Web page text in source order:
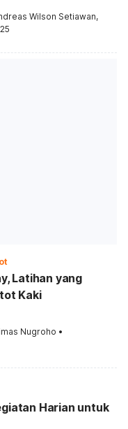
Wilson Setiawan,
Latihan yang
Kaki
Nugroho •
Harian untuk